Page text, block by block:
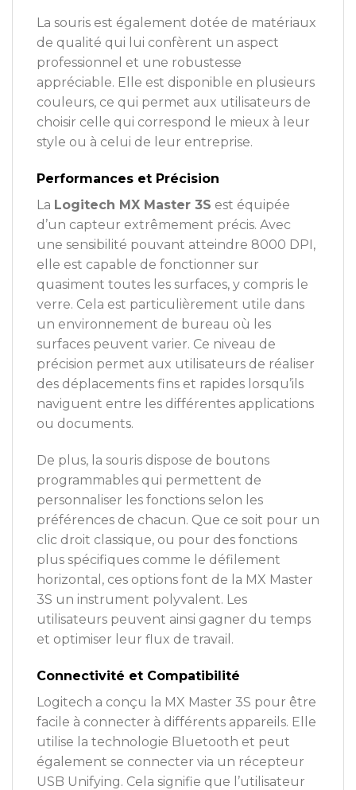
La souris est également dotée de matériaux
de qualité qui lui confèrent un aspect
professionnel et une robustesse
appréciable. Elle est disponible en plusieurs
couleurs, ce qui permet aux utilisateurs de
choisir celle qui correspond le mieux à leur
style ou à celui de leur entreprise.
Performances et Précision
La Logitech MX Master 3S est équipée
d’un capteur extrêmement précis. Avec
une sensibilité pouvant atteindre 8000 DPI,
elle est capable de fonctionner sur
quasiment toutes les surfaces, y compris le
verre. Cela est particulièrement utile dans
un environnement de bureau où les
surfaces peuvent varier. Ce niveau de
précision permet aux utilisateurs de réaliser
des déplacements fins et rapides lorsqu’ils
naviguent entre les différentes applications
ou documents.
De plus, la souris dispose de boutons
programmables qui permettent de
personnaliser les fonctions selon les
préférences de chacun. Que ce soit pour un
clic droit classique, ou pour des fonctions
plus spécifiques comme le défilement
horizontal, ces options font de la MX Master
3S un instrument polyvalent. Les
utilisateurs peuvent ainsi gagner du temps
et optimiser leur flux de travail.
Connectivité et Compatibilité
Logitech a conçu la MX Master 3S pour être
facile à connecter à différents appareils. Elle
utilise la technologie Bluetooth et peut
également se connecter via un récepteur
USB Unifying. Cela signifie que l’utilisateur